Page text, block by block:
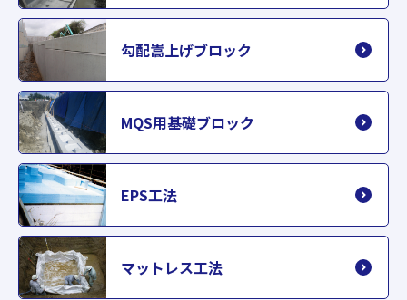
勾配嵩上げブロック
MQS用基礎ブロック
EPS工法
マットレス工法